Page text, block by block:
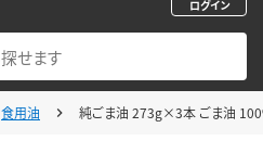
ログイン
食用油 純ごま油 273g×3本 ごま油